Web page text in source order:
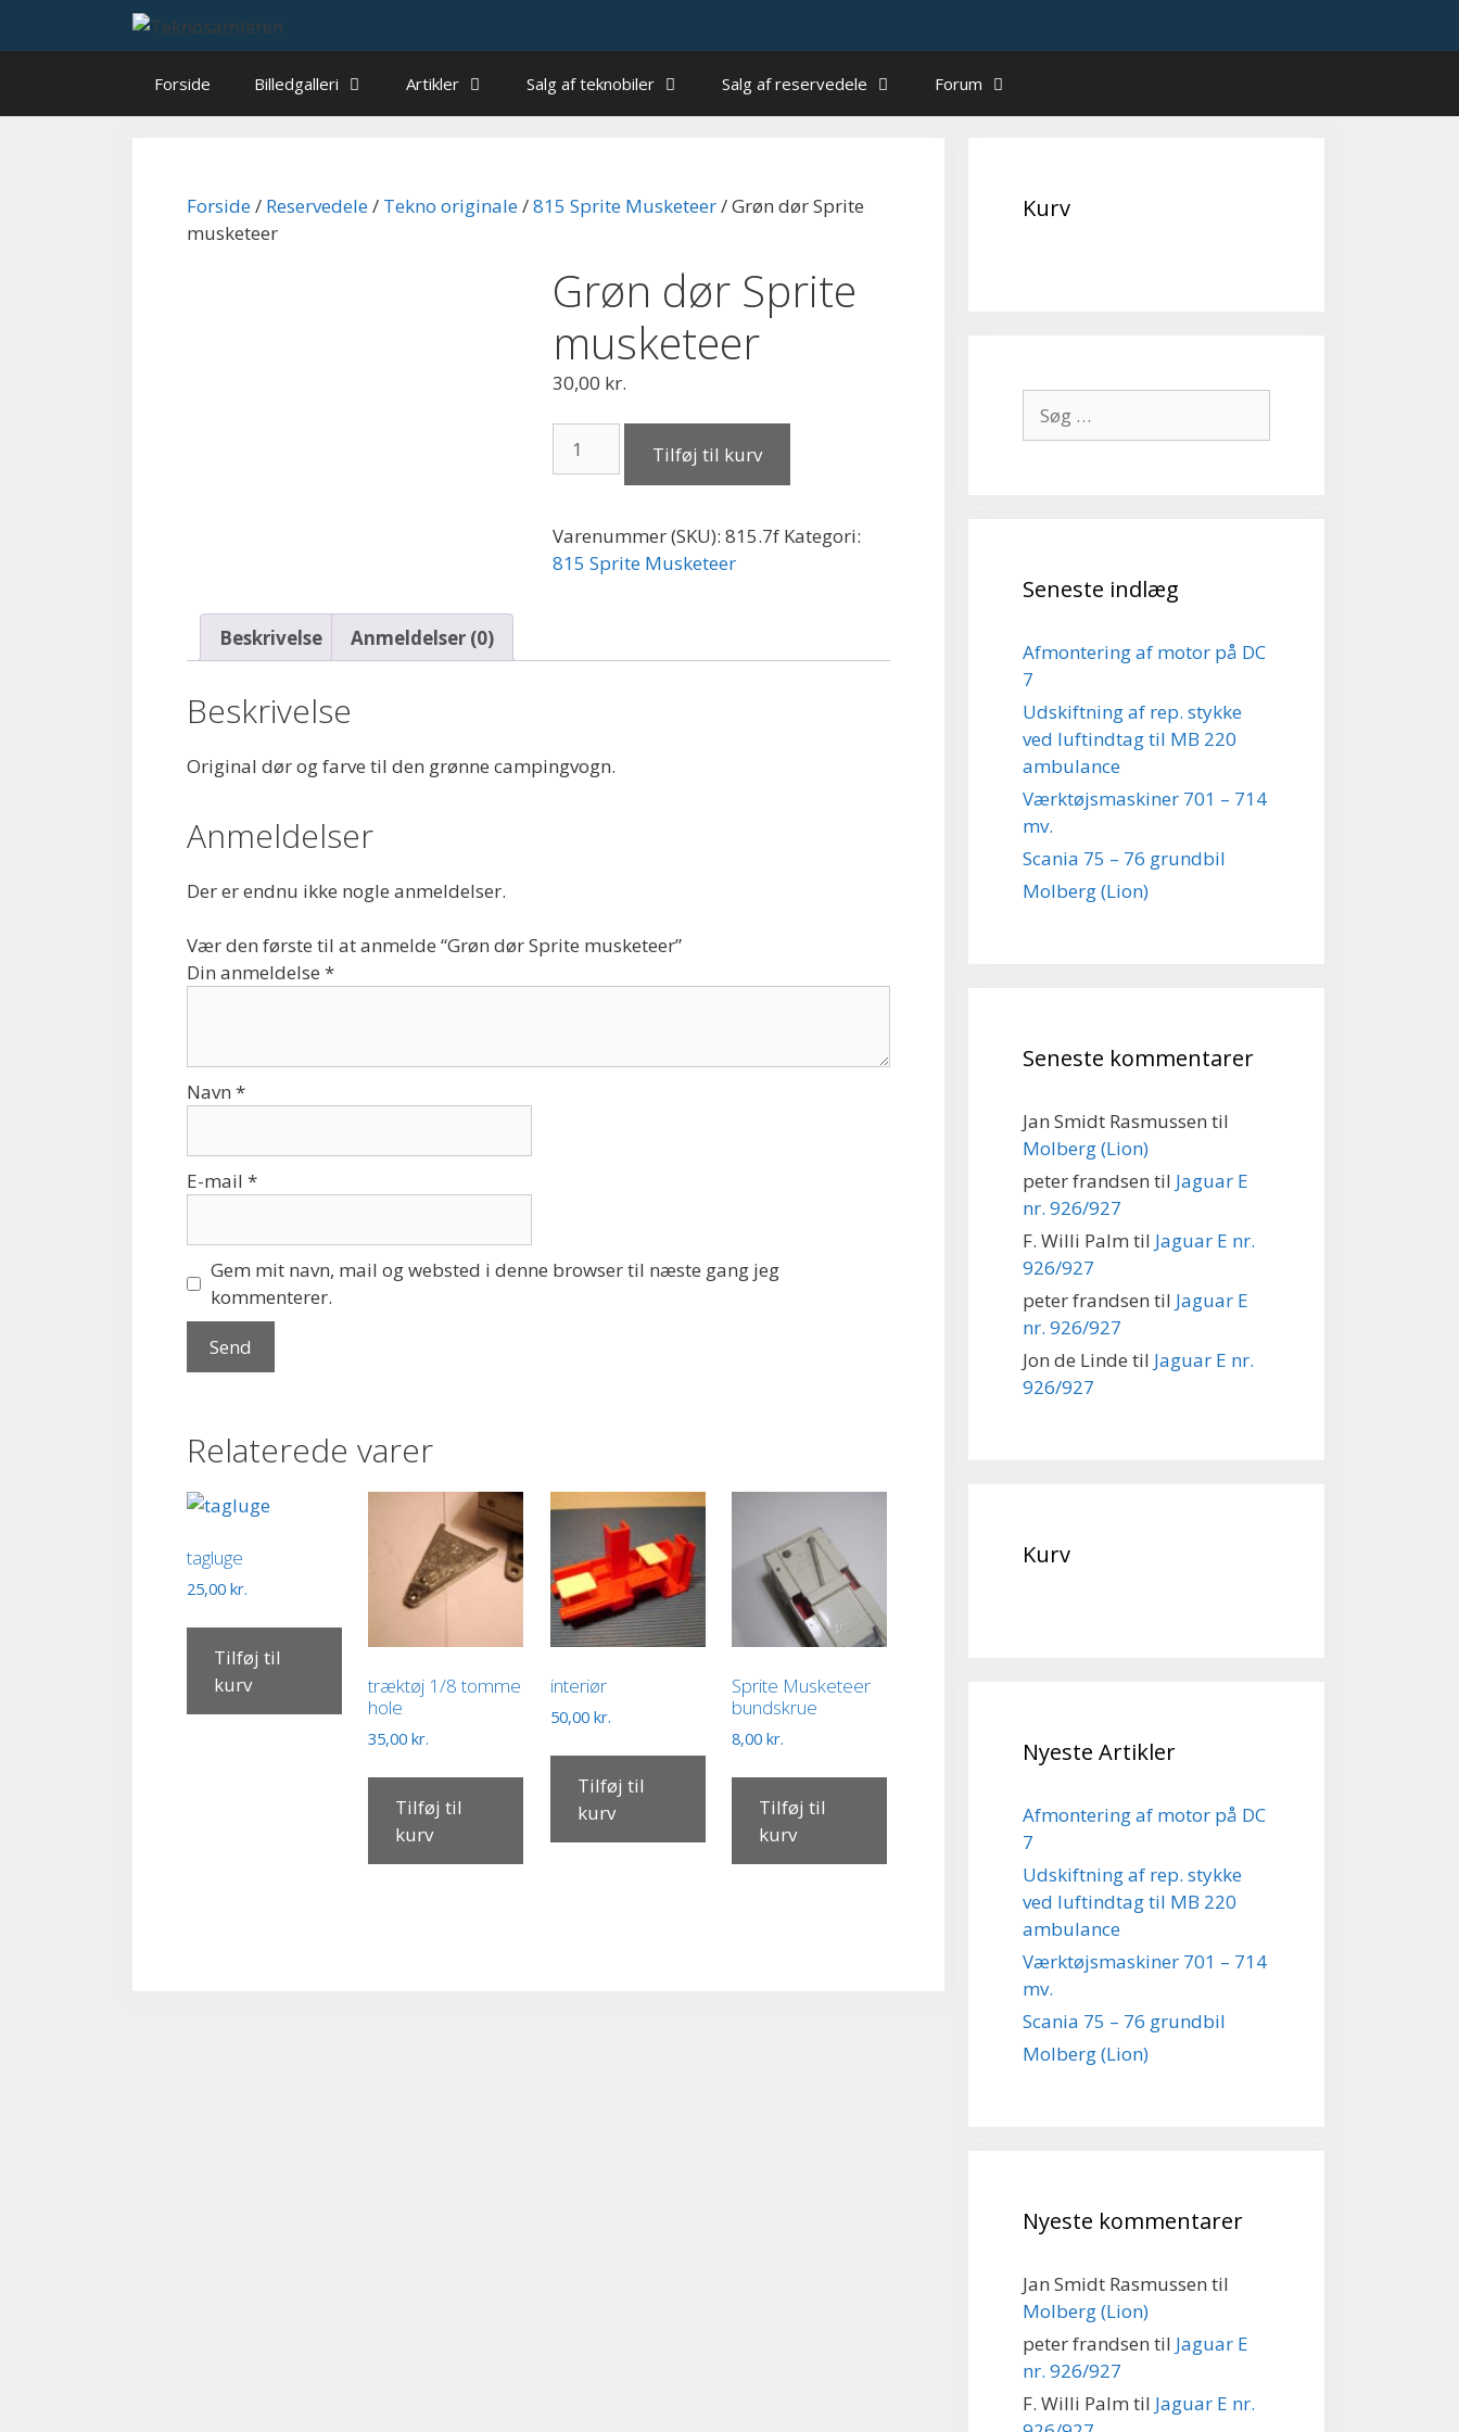
Forside Billedgalleri Artikler Salg af teknobiler Salg af reservedele Forum
Forside/ Reservedele/ Tekno originale/815 Sprite Musketeer/ Grøn dør Sprite
musketeer
Grøn dør Sprite
musketeer
30,00 kr.
dør
antal
Tilføj til kurv
Varenummer (SKU): 815.7f Kategori:
815 Sprite Musketeer
Beskrivelse Anmeldelser (0)
Beskrivelse
Original dør og farve til den grønne campingvogn.
Anmeldelser
Der er endnu ikke nogle anmeldelser.
Vær den første til at anmelde “Grøn dør Sprite musketeer”
Din anmeldelse *
Navn *
E-mail *
Gem mit navn, mail og websted i denne browser til næste gang jeg
kommenterer.
Relaterede varer
tagluge
25,00 kr.
Tilføj til
kurv
træktøj 1/8 tomme
hole
35,00kr.
Tilføj til
kurv
interiør
50,00 kr.
Tilføj til
kurv
Sprite Musketeer
bundskrue
8,00kr.
Tilføj til
kurv
Kurv
efter:
Seneste indlæg
Afmontering af motor på DC
7
Udskiftning af rep. stykke
ved luftindtag til MB 220
ambulance
Værktøjsmaskiner 701 – 714
mv.
Scania 75 – 76 grundbil
Molberg (Lion)
Seneste kommentarer
Jan Smidt Rasmussen til
Molberg (Lion)
peter frandsen til Jaguar E
nr. 926/927
F. Willi Palm til Jaguar E nr.
926/927
peter frandsen til Jaguar E
nr. 926/927
Jon de Linde til Jaguar E nr.
926/927
Kurv
Nyeste Artikler
Afmontering af motor på DC
7
Udskiftning af rep. stykke
ved luftindtag til MB 220
ambulance
Værktøjsmaskiner 701 – 714
mv.
Scania 75 – 76 grundbil
Molberg (Lion)
Nyeste kommentarer
Jan Smidt Rasmussen til
Molberg (Lion)
peter frandsen til Jaguar E
nr. 926/927
F. Willi Palm til Jaguar E nr.